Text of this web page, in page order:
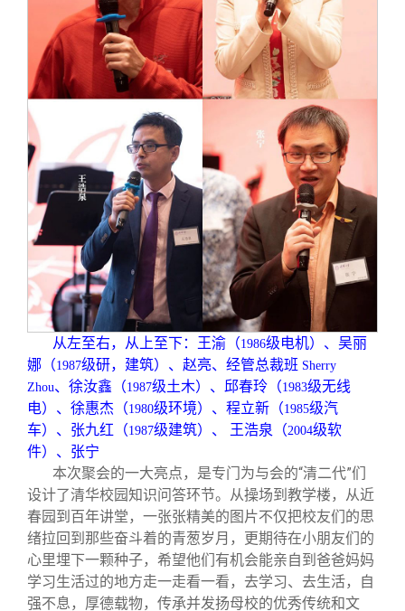
从左至右，从上至下：王渝（1986级电机）、吴丽
娜（1987级研，建筑）、赵亮、经管总裁班 Sherry
Zhou、徐汝鑫（1987级土木）、邱春玲（1983级无线
电）、徐惠杰（1980级环境）、程立新（1985级汽
车）、张九红（1987级建筑）、 王浩泉（2004级软
件）、张宁
本次聚会的一大亮点，是专门为与会的“清二代”们
设计了清华校园知识问答环节。从操场到教学楼，从近
春园到百年讲堂，一张张精美的图片不仅把校友们的思
绪拉回到那些奋斗着的青葱岁月，更期待在小朋友们的
心里埋下一颗种子，希望他们有机会能亲自到爸爸妈妈
学习生活过的地方走一走看一看，去学习、去生活，自
强不息，厚德载物，传承并发扬母校的优秀传统和文